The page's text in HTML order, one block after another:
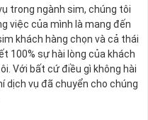
ý nghĩa gì?
trong ngành sim, chúng tôi
việc của mình là mang đến
khách hàng chọn và cả thái
100% sự hài lòng của khách
Với bất cứ điều gì không hài
dịch vụ đã chuyển cho chúng